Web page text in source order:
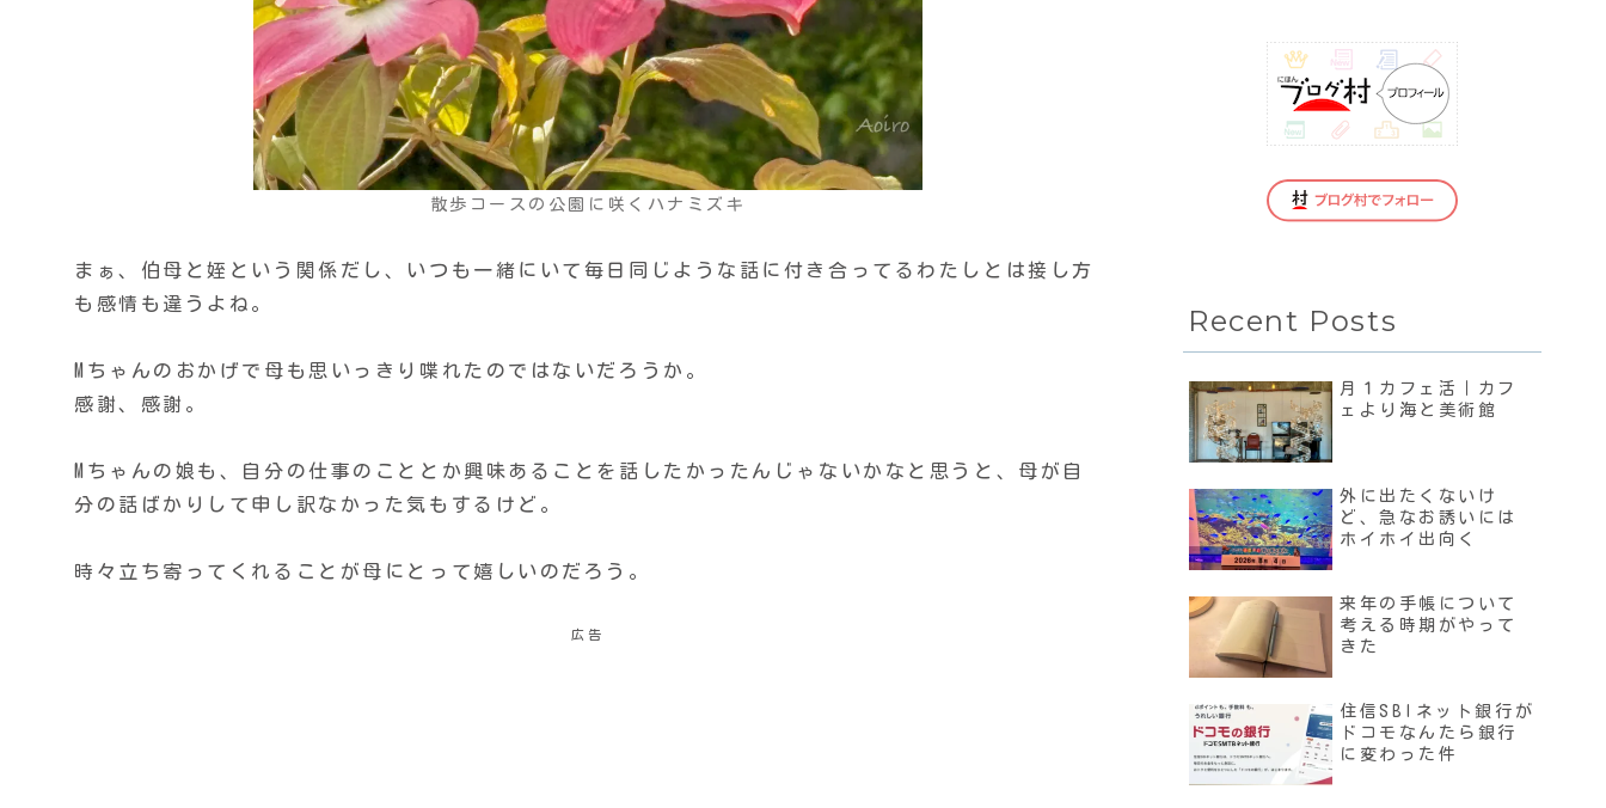
散歩コースの公園に咲くハナミズキ
まぁ、伯母と姪という関係だし、いつも一緒にいて毎日同じような話に付き合ってるわたしとは接し方
も感情も違うよね。
Mちゃんのおかげで母も思いっきり喋れたのではないだろうか。
感謝、感謝。
Mちゃんの娘も、自分の仕事のこととか興味あることを話したかったんじゃないかなと思うと、母が自
分の話ばかりして申し訳なかった気もするけど。
時々立ち寄ってくれることが母にとって嬉しいのだろう。
広告
Recent Posts
月１カフェ活｜カフ
ェより海と美術館
外に出たくないけ
ど、急なお誘いには
ホイホイ出向く
来年の手帳について
考える時期がやって
きた
住信SBIネット銀行が
ドコモなんたら銀行
に変わった件